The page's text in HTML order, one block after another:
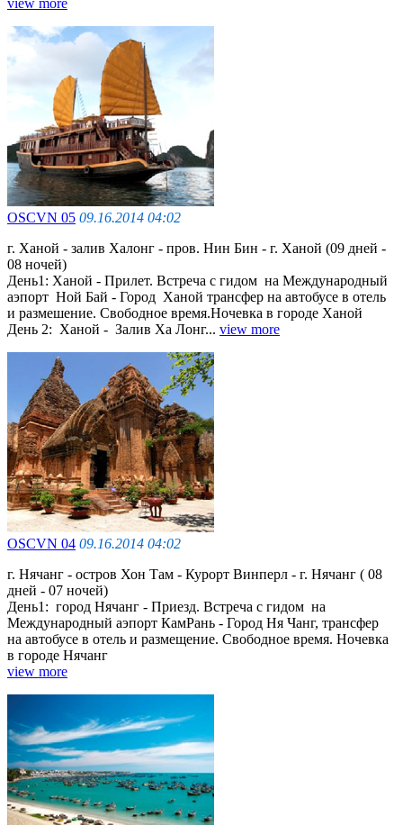
view more
OSCVN 05 09.16.2014 04:02
г. Ханой - залив Халонг - пров. Нин Бин - г. Ханой (09 дней -
08 ночей)
День1: Ханой - Прилет. Встреча с гидом на Международный
аэпорт Ной Бай - Город Ханой трансфер на автобусе в отель
и размешение. Cвободное время.Ночевка в городе Ханой
День 2: Ханой - Залив Ха Лонг... view more
OSCVN 04 09.16.2014 04:02
г. Нячанг - остров Хон Там - Курорт Винперл - г. Нячанг ( 08
дней - 07 ночей)
День1: город Нячанг - Приезд. Встреча с гидом на
Международный аэпорт КамРань - Город Ня Чанг, трансфер
на автобусе в отель и размещение. Cвободное время. Ночевка
в городе Нячанг
view more